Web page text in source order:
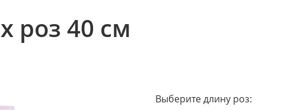
роз 40 см
Выберите длину роз: